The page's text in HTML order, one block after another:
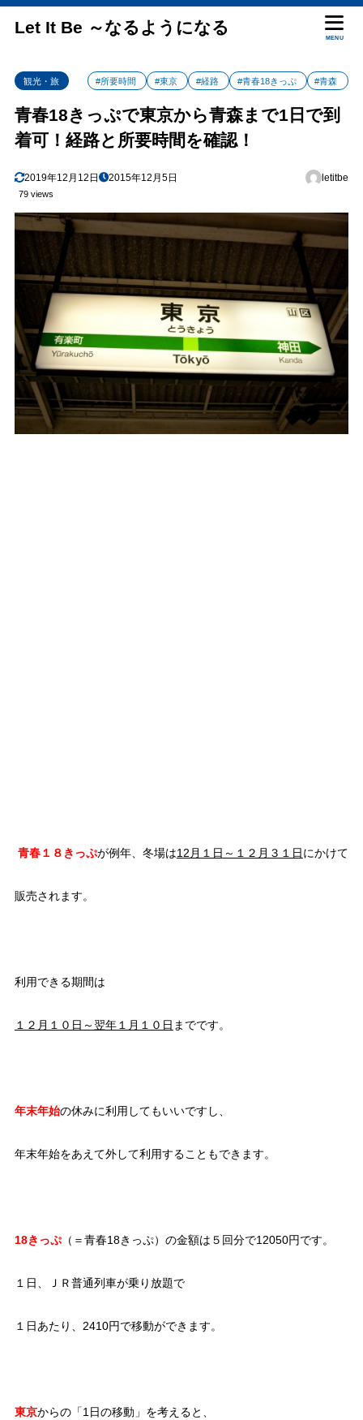
Let It Be ～なるようになる
MENU
観光・旅 #所要時間 #東京 #経路 #青春18きっぷ #青森
青春18きっぷで東京から青森まで1日で到
着可！経路と所要時間を確認！
2019年12月12日 2015年12月5日 letitbe
79 views
青春１８きっぷが例年、冬場は12月１日～１２月３１日にかけて
販売されます。
利用できる期間は
１２月１０日～翌年１月１０日 までです。
年末年始の休みに利用してもいいですし、
年末年始をあえて外して利用することもできます。
18きっぷ（＝青春18きっぷ）の金額は５回分で12050円です。
１日、ＪＲ普通列車が乗り放題で
１日あたり、2410円で移動ができます。
東京からの「1日の移動」を考えると、